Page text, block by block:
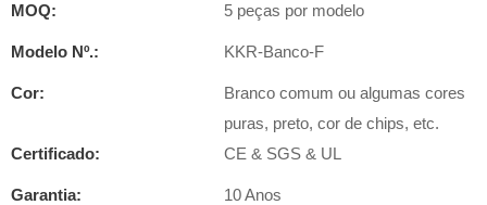
MOQ: 5 peças por modelo
Modelo Nº.: KKR-Banco-F
Cor:
Branco comum ou algumas cores
puras, preto, cor de chips, etc.
Certificado:
CE & SGS & UL
Garantia: 10 Anos